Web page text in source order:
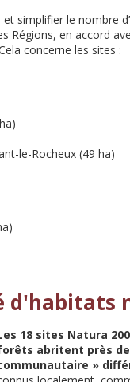
simplifier le nombre
Régions, en accord
concerne les sites :
le-Rocheux (49 ha)
d'habitats
18 sites Natura
abritent près
»